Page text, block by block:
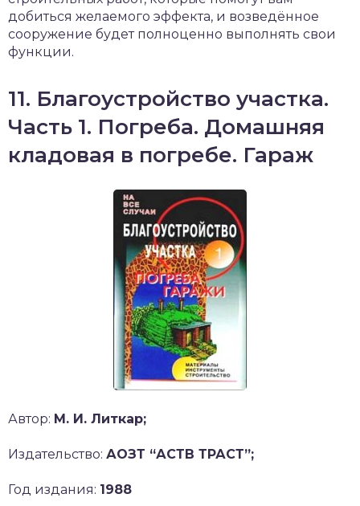
добиться желаемого эффекта, и возведённое
сооружение будет полноценно выполнять свои
функции.
11. Благоустройство участка.
Часть 1. Погреба. Домашняя
кладовая в погребе. Гараж
Автор: М. И. Литкар;
Издательство: АОЗТ “АСТВ ТРАСТ”;
Год издания: 1988